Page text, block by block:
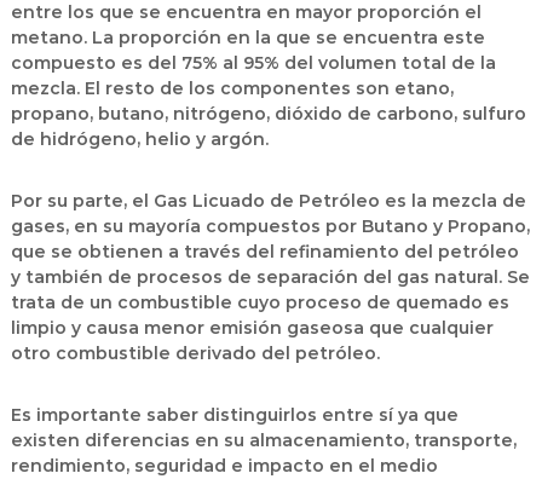
entre los que se encuentra en mayor proporción el
metano. La proporción en la que se encuentra este
compuesto es del 75% al 95% del volumen total de la
mezcla. El resto de los componentes son etano,
propano, butano, nitrógeno, dióxido de carbono, sulfuro
de hidrógeno, helio y argón.
Por su parte, el Gas Licuado de Petróleo es la mezcla de
gases, en su mayoría compuestos por Butano y Propano,
que se obtienen a través del refinamiento del petróleo
y también de procesos de separación del gas natural. Se
trata de un combustible cuyo proceso de quemado es
limpio y causa menor emisión gaseosa que cualquier
otro combustible derivado del petróleo.
Es importante saber distinguirlos entre sí ya que
existen diferencias en su almacenamiento, transporte,
rendimiento, seguridad e impacto en el medio